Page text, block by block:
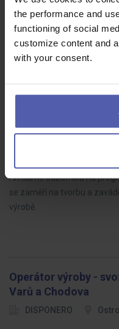
the performance and
functioning of social
customize content and
with your consent.
Hledáme spolehlivého a
mechanické údržby v
klíčovou součástí týmu
výrobního zařízení v…
PLC programátor
Hledáme odborníka na
se zaměří na tvorbu a
výrobě.
Operátor výroby -
Varů a Chodova
DISPONERO